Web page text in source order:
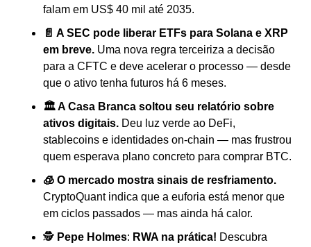
falam em US$ 40 mil até 2035.
📄 A SEC pode liberar ETFs para Solana e XRP
em breve. Uma nova regra terceiriza a decisão
para a CFTC e deve acelerar o processo — desde
que o ativo tenha futuros há 6 meses.
🏛️ A Casa Branca soltou seu relatório sobre
ativos digitais. Deu luz verde ao DeFi,
stablecoins e identidades on-chain — mas frustrou
quem esperava plano concreto para comprar BTC.
🧊 O mercado mostra sinais de resfriamento.
CryptoQuant indica que a euforia está menor que
em ciclos passados — mas ainda há calor.
🕵️ Pepe Holmes: RWA na prática! Descubra